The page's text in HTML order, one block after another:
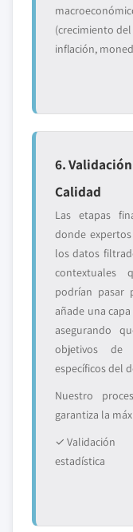
(crecimiento del
inflación,
6.
Calidad
Las etapas
donde
los datos
contextuales
podrían pasar
añade una
asegurando
objetivos de
específicos del
Nuestro
garantiza la
✓ Validación
estadística